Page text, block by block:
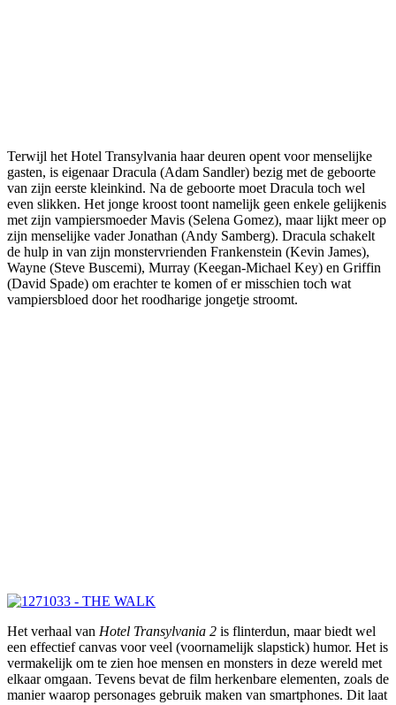
Terwijl het Hotel Transylvania haar deuren opent voor menselijke
gasten, is eigenaar Dracula (Adam Sandler) bezig met de geboorte
van zijn eerste kleinkind. Na de geboorte moet Dracula toch wel
even slikken. Het jonge kroost toont namelijk geen enkele gelijkenis
met zijn vampiersmoeder Mavis (Selena Gomez), maar lijkt meer op
zijn menselijke vader Jonathan (Andy Samberg). Dracula schakelt
de hulp in van zijn monstervrienden Frankenstein (Kevin James),
Wayne (Steve Buscemi), Murray (Keegan-Michael Key) en Griffin
(David Spade) om erachter te komen of er misschien toch wat
vampiersbloed door het roodharige jongetje stroomt.
Het verhaal van Hotel Transylvania 2 is flinterdun, maar biedt wel
een effectief canvas voor veel (voornamelijk slapstick) humor. Het is
vermakelijk om te zien hoe mensen en monsters in deze wereld met
elkaar omgaan. Tevens bevat de film herkenbare elementen, zoals de
manier waarop personages gebruik maken van smartphones. Dit laat